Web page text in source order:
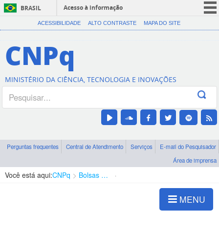
BRASIL
Acesso à informação
CORONAVÍRUS (COVID-19)
Canais
ACESSIBILIDADE ALTO CONTRASTE MAPA DO SITE
CNPq
MINISTÉRIO DA CIÊNCIA, TECNOLOGIA E INOVAÇÕES
Perguntas frequentes Central de Atendimento Serviços
E-mail do Pesquisador
Área de imprensa
Você está aqui:CNPq Bolsas e Auxílios Vigentes
MENU